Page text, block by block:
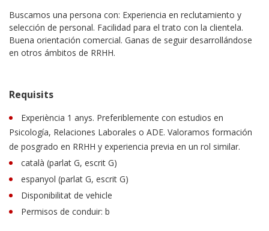
Buscamos una persona con: Experiencia en reclutamiento y
selección de personal. Facilidad para el trato con la clientela.
Buena orientación comercial. Ganas de seguir desarrollándose
en otros ámbitos de RRHH.
Requisits
Experiència 1 anys. Preferiblemente con estudios en
Psicología, Relaciones Laborales o ADE. Valoramos formación
de posgrado en RRHH y experiencia previa en un rol similar.
català (parlat G, escrit G)
espanyol (parlat G, escrit G)
Disponibilitat de vehicle
Permisos de conduir: b